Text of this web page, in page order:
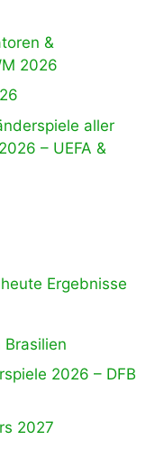
&
2026
aller
– UEFA &
Ergebnisse
Brasilien
2026 – DFB
2027